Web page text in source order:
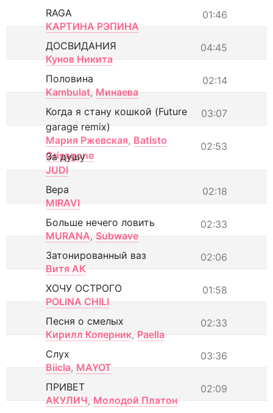
01:46
RAGA
КАРТИНА РЭПИНА
04:45
ДОСВИДАНИЯ
Кунов Никита
02:14
Половина
Kambulat, Минаева
03:07
Когда я стану кошкой (Future
garage remix)
Мария Ржевская, Batisto
Grisagone
02:53
За душу
JUDI
02:18
Вера
MIRAVI
02:33
Больше нечего ловить
MURANA, Subwave
02:06
Затонированный ваз
Витя АК
01:58
ХОЧУ ОСТРОГО
POLINA CHILI
02:33
Песня о смелых
Кирилл Коперник, Paella
03:36
Слух
Biicla, MAYOT
02:09
ПРИВЕТ
АКУЛИЧ, Молодой Платон